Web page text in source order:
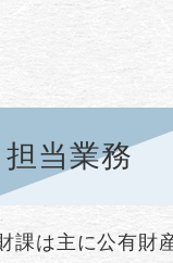
担当業務
課は主に公有財